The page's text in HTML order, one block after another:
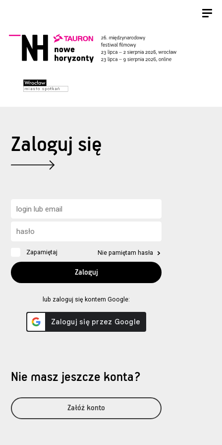
Zaloguj się
Zapamiętaj Nie pamiętam hasła
lub zaloguj się kontem Google:
Nie masz jeszcze konta?
Załóż konto